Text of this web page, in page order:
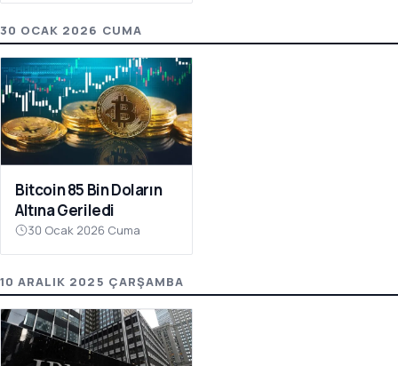
30 OCAK 2026 CUMA
Bitcoin 85 Bin Doların
Altına Geriledi
30 Ocak 2026 Cuma
10 ARALIK 2025 ÇARŞAMBA